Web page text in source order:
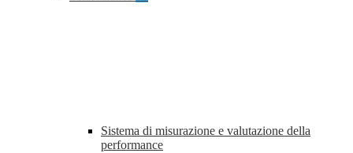
Sistema di misurazione e valutazione della
performance